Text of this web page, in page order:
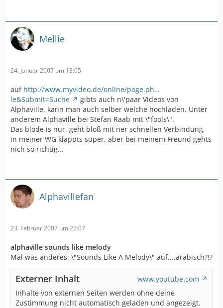
Mellie
24. Januar 2007 um 13:05
auf http://www.myvideo.de/online/page.ph…
le&Submit=Suche
gibts auch n\'paar Videos von
Alphaville, kann man auch selber welche hochladen. Unter
anderem Alphaville bei Stefan Raab mit \"fools\".
Das blöde is nur, geht bloß mit ner schnellen Verbindung,
in meiner WG klappts super, aber bei meinem Freund gehts
nich so richtig...
Alphavillefan
23. Februar 2007 um 22:07
alphaville sounds like melody
Mal was anderes: \"Sounds Like A Melody\" auf....arabisch?!?
Externer Inhalt
www.youtube.com
Inhalte von externen Seiten werden ohne deine
Zustimmung nicht automatisch geladen und angezeigt.